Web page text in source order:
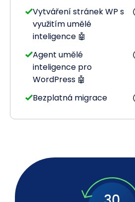
Vytváření stránek WP s
využitím umělé
inteligence 🤖
Agent umělé
inteligence pro
WordPress 🤖
Bezplatná migrace